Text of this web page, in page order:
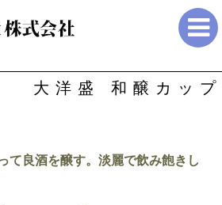
大洋盛 和醸カップ
て良酒を醸す。淡麗で飲み飽きし